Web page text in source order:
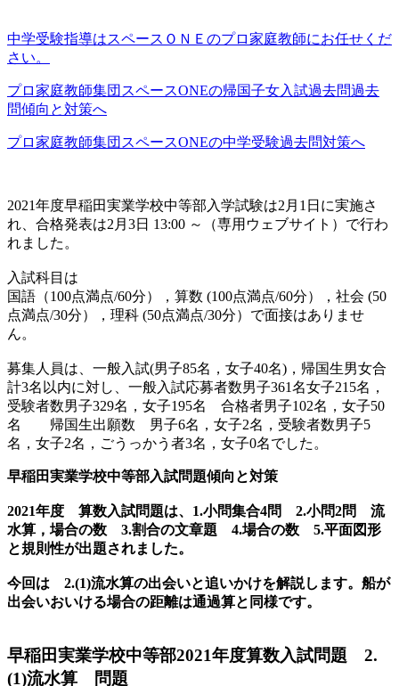
中学受験指導はスペースＯＮＥのプロ家庭教師にお任せくだ
さい。
プロ家庭教師集団スペースONEの帰国子女入試過去問過去
問傾向と対策へ
プロ家庭教師集団スペースONEの中学受験過去問対策へ
2021年度早稲田実業学校中等部入学試験は2月1日に実施さ
れ、合格発表は2月3日 13:00 ～（専用ウェブサイト）で行わ
れました。
入試科目は
国語（100点満点/60分），算数 (100点満点/60分），社会 (50
点満点/30分），理科 (50点満点/30分）で面接はありませ
ん。
募集人員は、一般入試(男子85名，女子40名)，帰国生男女合
計3名以内に対し、一般入試応募者数男子361名女子215名，
受験者数男子329名，女子195名 合格者男子102名，女子50
名 帰国生出願数 男子6名，女子2名，受験者数男子5
名，女子2名，ごうっかう者3名，女子0名でした。
早稲田実業学校中等部入試問題傾向と対策
2021年度 算数入試問題は、1.小問集合4問 2.小問2問 流
水算，場合の数 3.割合の文章題 4.場合の数 5.平面図形
と規則性が出題されました。
今回は 2.(1)流水算の出会いと追いかけを解説します。船が
出会いおいける場合の距離は通過算と同様です。
早稲田実業学校中等部2021年度算数入試問題 2.
(1)流水算 問題